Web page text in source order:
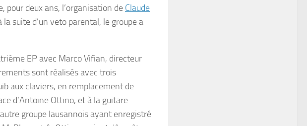
pour deux ans, l’organisation de Claude
suite d’un veto parental, le groupe a
EP avec Marco Vifian, directeur
sont réalisés avec trois
aux claviers, en remplacement de
d’Antoine Ottino, et à la guitare
groupe lausannois ayant enregistré